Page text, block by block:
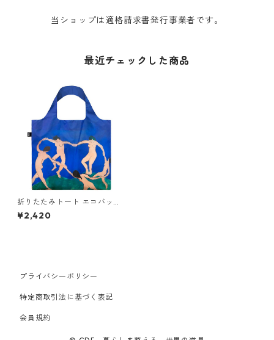
当ショップは適格請求書発行事業者です。
最近チェックした商品
折りたたみトート エコバッグ
撥水加工 絵画 LOQI Recycled
Bag ローキー 大きめ トートバ
¥2,420
プライバシーポリシー
特定商取引法に基づく表記
会員規約